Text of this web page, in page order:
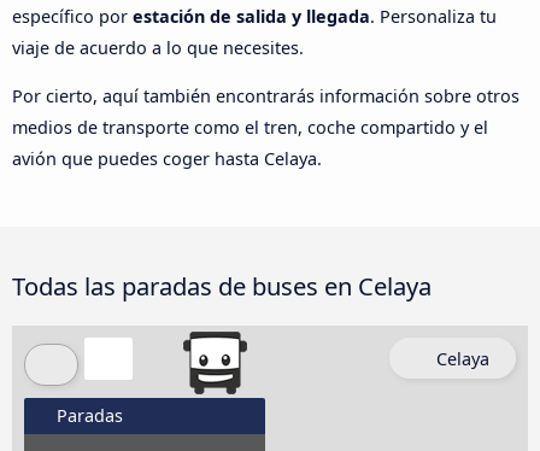
específico por estación de salida y llegada. Personaliza tu
viaje de acuerdo a lo que necesites.
Por cierto, aquí también encontrarás información sobre otros
medios de transporte como el tren, coche compartido y el
avión que puedes coger hasta Celaya.
Todas las paradas de buses en Celaya
Paradas
Celaya